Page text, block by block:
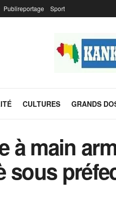
Publireportage Sport
CULTURES GRANDS
à main
sous